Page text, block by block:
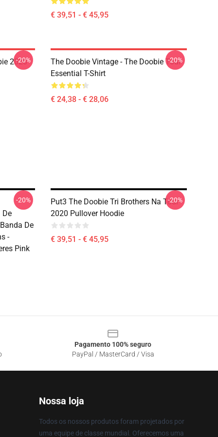
€ 39,51 - € 45,95
2020
-20%
The Doobie Vintage - The Doobie Tour
Essential T-Shirt
€ 24,38 - € 28,06
-20%
De
De
-
Pink
-20%
Put3 The Doobie Tri Brothers Na Tour
2020 Pullover Hoodie
€ 39,51 - € 45,95
-20%
Pagamento 100% seguro
PayPal / MasterCard / Visa
Nossa loja
Todos os nossos produtos foram projetados por
uma equipe de classe mundial. Oferecemos uma